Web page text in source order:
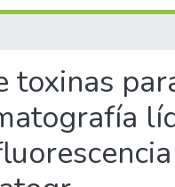
toxinas